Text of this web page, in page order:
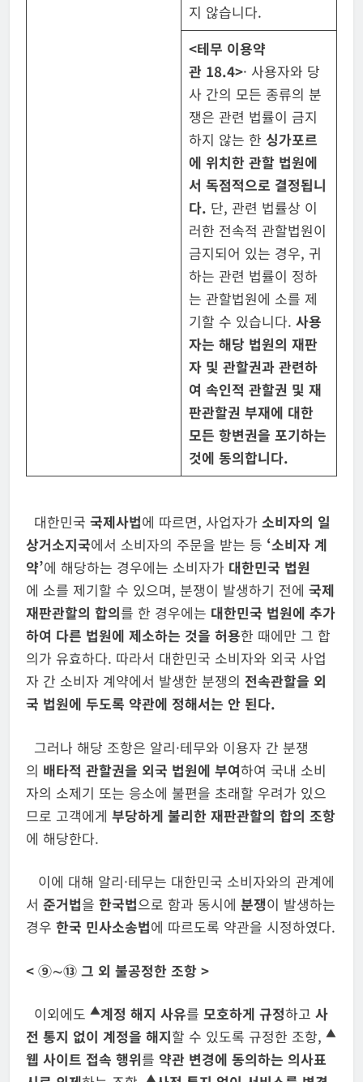
지 않습니다.
<테무 이용약
관 18.4>· 사용자와 당
사 간의 모든 종류의 분
쟁은 관련 법률이 금지
하지 않는 한 싱가포르
에 위치한 관할 법원에
서 독점적으로 결정됩니
다. 단, 관련 법률상 이
러한 전속적 관할법원이
금지되어 있는 경우, 귀
하는 관련 법률이 정하
는 관할법원에 소를 제
기할 수 있습니다. 사용
자는 해당 법원의 재판
자 및 관할권과 관련하
여 속인적 관할권 및 재
판관할권 부재에 대한
모든 항변권을 포기하는
것에 동의합니다.
대한민국 국제사법에 따르면, 사업자가 소비자의 일
상거소지국에서 소비자의 주문을 받는 등 ‘소비자 계
약’에 해당하는 경우에는 소비자가 대한민국 법원
에 소를 제기할 수 있으며, 분쟁이 발생하기 전에 국제
재판관할의 합의를 한 경우에는 대한민국 법원에 추가
하여 다른 법원에 제소하는 것을 허용한 때에만 그 합
의가 유효하다. 따라서 대한민국 소비자와 외국 사업
자 간 소비자 계약에서 발생한 분쟁의 전속관할을 외
국 법원에 두도록 약관에 정해서는 안 된다.
그러나 해당 조항은 알리·테무와 이용자 간 분쟁
의 배타적 관할권을 외국 법원에 부여하여 국내 소비
자의 소제기 또는 응소에 불편을 초래할 우려가 있으
므로 고객에게 부당하게 불리한 재판관할의 합의 조항
에 해당한다.
이에 대해 알리·테무는 대한민국 소비자와의 관계에
서 준거법을 한국법으로 함과 동시에 분쟁이 발생하는
경우 한국 민사소송법에 따르도록 약관을 시정하였다.
< ⑨∼⑬ 그 외 불공정한 조항 >
이외에도 ▲계정 해지 사유를 모호하게 규정하고 사
전 통지 없이 계정을 해지할 수 있도록 규정한 조항, ▲
웹 사이트 접속 행위를 약관 변경에 동의하는 의사표
▲